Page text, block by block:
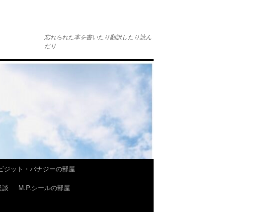
忘れられた本を書いたり翻訳したり読ん
だり
ジット・バナジーの部屋
談
M.P.シールの部屋